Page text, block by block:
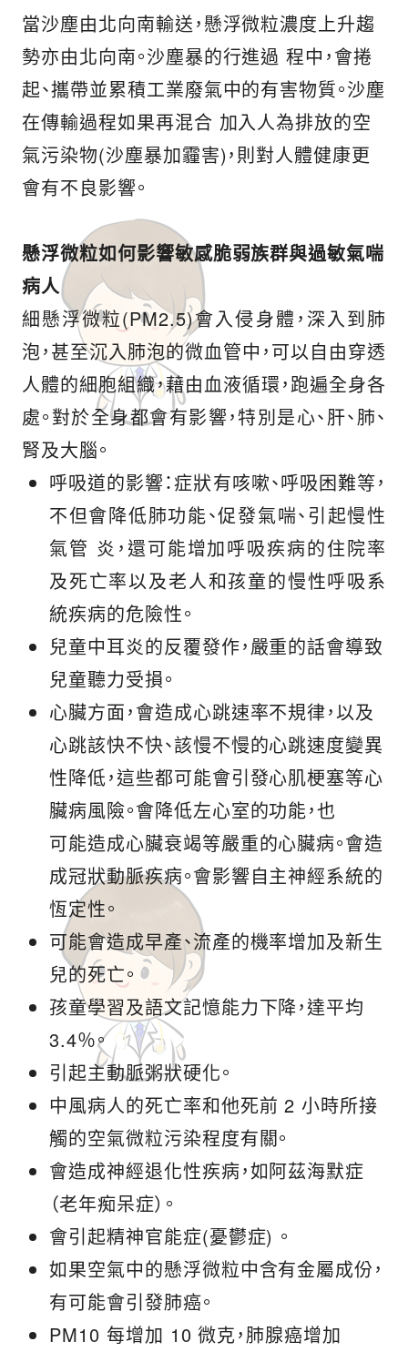
當沙塵由北向南輸送，懸浮微粒濃度上升趨
勢亦由北向南。沙塵暴的行進過 程中，會捲
起、攜帶並累積工業廢氣中的有害物質。沙塵
在傳輸過程如果再混合 加入人為排放的空
氣污染物(沙塵暴加霾害)，則對人體健康更
會有不良影響。
懸浮微粒如何影響敏感脆弱族群與過敏氣喘
病人
細懸浮微粒(PM2.5)會入侵身體，深入到肺
泡，甚至沉入肺泡的微血管中，可以自由穿透
人體的細胞組織，藉由血液循環，跑遍全身各
處。對於全身都會有影響，特別是心、肝、肺、
腎及大腦。
呼吸道的影響：症狀有咳嗽、呼吸困難等，
不但會降低肺功能、促發氣喘、引起慢性
氣管 炎，還可能增加呼吸疾病的住院率
及死亡率以及老人和孩童的慢性呼吸系
統疾病的危險性。
兒童中耳炎的反覆發作，嚴重的話會導致
兒童聽力受損。
心臟方面，會造成心跳速率不規律，以及
心跳該快不快、該慢不慢的心跳速度變異
性降低，這些都可能會引發心肌梗塞等心
臟病風險。會降低左心室的功能，也
可能造成心臟衰竭等嚴重的心臟病。會造
成冠狀動脈疾病。會影響自主神經系統的
恆定性。
可能會造成早產、流產的機率增加及新生
兒的死亡。
孩童學習及語文記憶能力下降，達平均
3.4％。
引起主動脈粥狀硬化。
中風病人的死亡率和他死前 2 小時所接
觸的空氣微粒污染程度有關。
會造成神經退化性疾病，如阿茲海默症
（老年痴呆症）。
會引起精神官能症(憂鬱症) 。
如果空氣中的懸浮微粒中含有金屬成份，
有可能會引發肺癌。
PM10 每增加 10 微克，肺腺癌增加